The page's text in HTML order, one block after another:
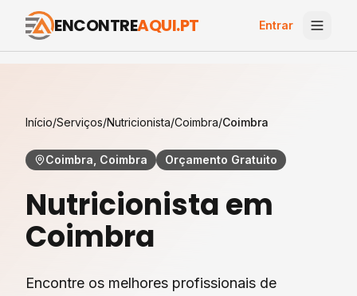
ENCONTREAQUI.PT Entrar
Início/Serviços/Nutricionista/Coimbra/Coimbra
Coimbra, Coimbra Orçamento Gratuito
Nutricionistaem
Coimbra
Encontre os melhores profissionais de